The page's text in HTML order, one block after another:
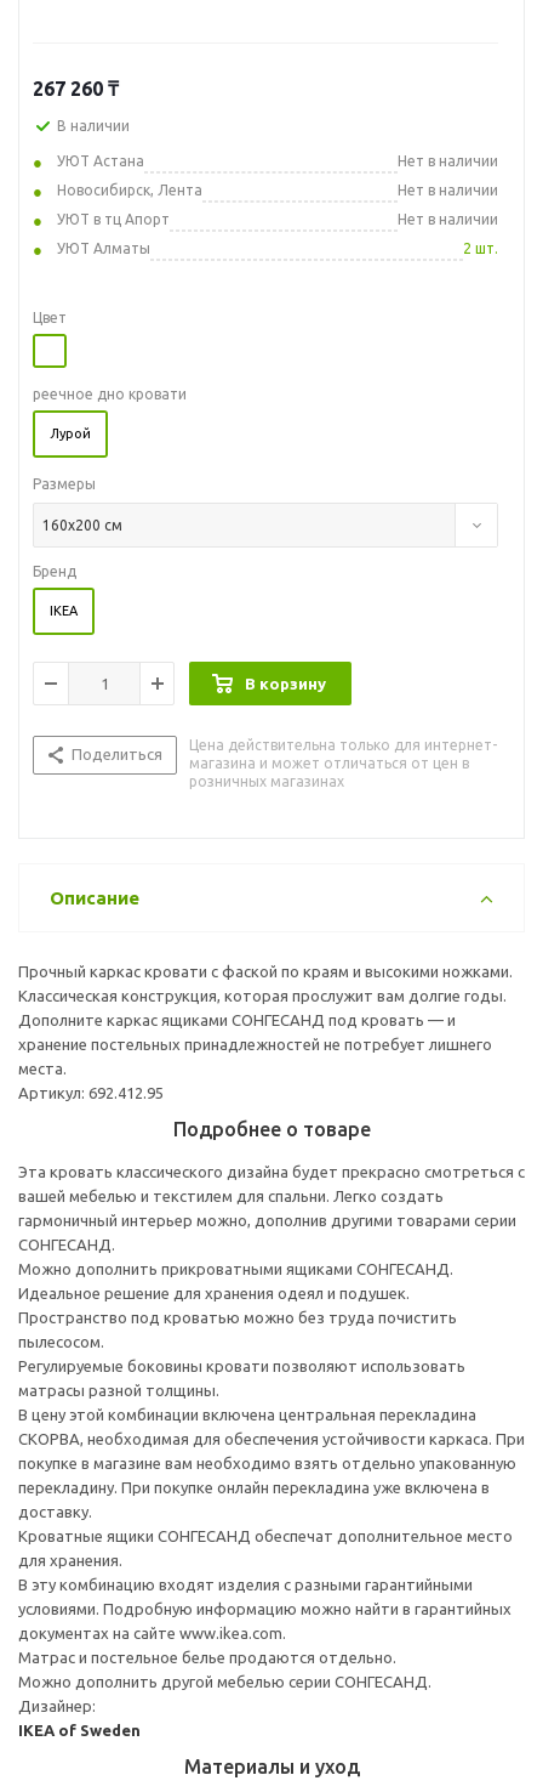
267 260 ₸
В наличии
УЮТ Астана
Нет в наличии
Новосибирск, Лента
Нет в наличии
УЮТ в тц Апорт
Нет в наличии
УЮТ Алматы
2 шт.
Цвет
реечное дно кровати
Лурой
Размеры
160x200 см
Бренд
IKEA
В корзину
Поделиться
Цена действительна только для интернет-
магазина и может отличаться от цен в
розничных магазинах
Описание
Прочный каркас кровати с фаской по краям и высокими ножками.
Классическая конструкция, которая прослужит вам долгие годы.
Дополните каркас ящиками СОНГЕСАНД под кровать — и
хранение постельных принадлежностей не потребует лишнего
места.
Артикул: 692.412.95
Подробнее о товаре
Эта кровать классического дизайна будет прекрасно смотреться с
вашей мебелью и текстилем для спальни. Легко создать
гармоничный интерьер можно, дополнив другими товарами серии
СОНГЕСАНД.
Можно дополнить прикроватными ящиками СОНГЕСАНД.
Идеальное решение для хранения одеял и подушек.
Пространство под кроватью можно без труда почистить
пылесосом.
Регулируемые боковины кровати позволяют использовать
матрасы разной толщины.
В цену этой комбинации включена центральная перекладина
СКОРВА, необходимая для обеспечения устойчивости каркаса. При
покупке в магазине вам необходимо взять отдельно упакованную
перекладину. При покупке онлайн перекладина уже включена в
доставку.
Кроватные ящики СОНГЕСАНД обеспечат дополнительное место
для хранения.
В эту комбинацию входят изделия с разными гарантийными
условиями. Подробную информацию можно найти в гарантийных
документах на сайте www.ikea.com.
Матрас и постельное белье продаются отдельно.
Можно дополнить другой мебелью серии СОНГЕСАНД.
Дизайнер:
IKEA of Sweden
Материалы и уход